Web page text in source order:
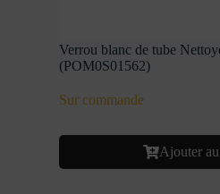
Verrou blanc de tube
(POM0S01562)
Sur commande
Ajouter